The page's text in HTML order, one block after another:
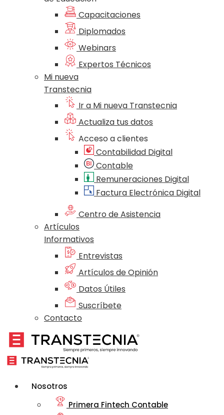
Capacitaciones
Diplomados
Webinars
Expertos Técnicos
Mi nueva
Transtecnia
Ir a Mi nueva Transtecnia
Actualiza tus datos
Acceso a clientes
Contabilidad Digital
Contable
Remuneraciones Digital
Factura Electrónica Digital
Centro de Asistencia
Artículos
Informativos
Entrevistas
Artículos de Opinión
Datos Útiles
Suscríbete
Contacto
Nosotros
Primera Fintech Contable